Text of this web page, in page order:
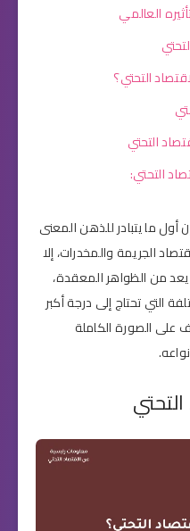
العالمي
التحتي؟
التحتي
التحتي:
أول ما يتبادر للذهن المعنى
الجريمة والمخدرات، إلا
من الظواهر المعقدة،
التي تحتاج إلى درجة أكبر
الصورة الكاملة